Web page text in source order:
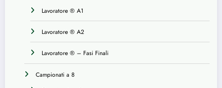
Lavoratore ® A1
Lavoratore ® A2
Lavoratore ® – Fasi Finali
Campionati a 8